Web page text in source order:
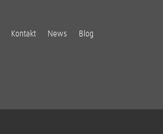
Kontakt News Blog